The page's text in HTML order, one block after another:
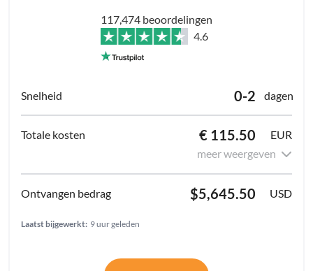
117,474 beoordelingen
4.6
0-2 dagen
€ 115.50
EUR
meer weergeven
$5,645.50 USD
Laatst bijgewerkt: 9 uur geleden